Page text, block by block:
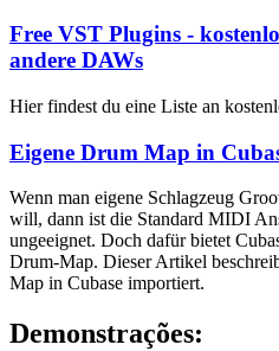
Free VST Plugins -
andere DAWs
Hier findest du eine Liste an
Eigene Drum Map in
Wenn man eigene Schlagzeug
will, dann ist die Standard MIDI
ungeeignet. Doch dafür bietet
Drum-Map. Dieser Artikel
Map in Cubase importiert.
Demonstrações: